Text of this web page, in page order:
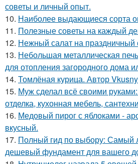
советы и личный опыт.
10. Наиболее выдающиеся сорта
11. Полезные советы на каждый
12. Нежный салат на праздничный
13. Небольшая металлическая
для отопления загородного дома
14. Томлёная курица. Автор
15. Муж сделал всё своими руками:
отделка, кухонная мебель,
16. Медовый пирог с яблоками -
вкусный.
17. Полный гид по выбору: Самый
дешевый фундамент для вашего